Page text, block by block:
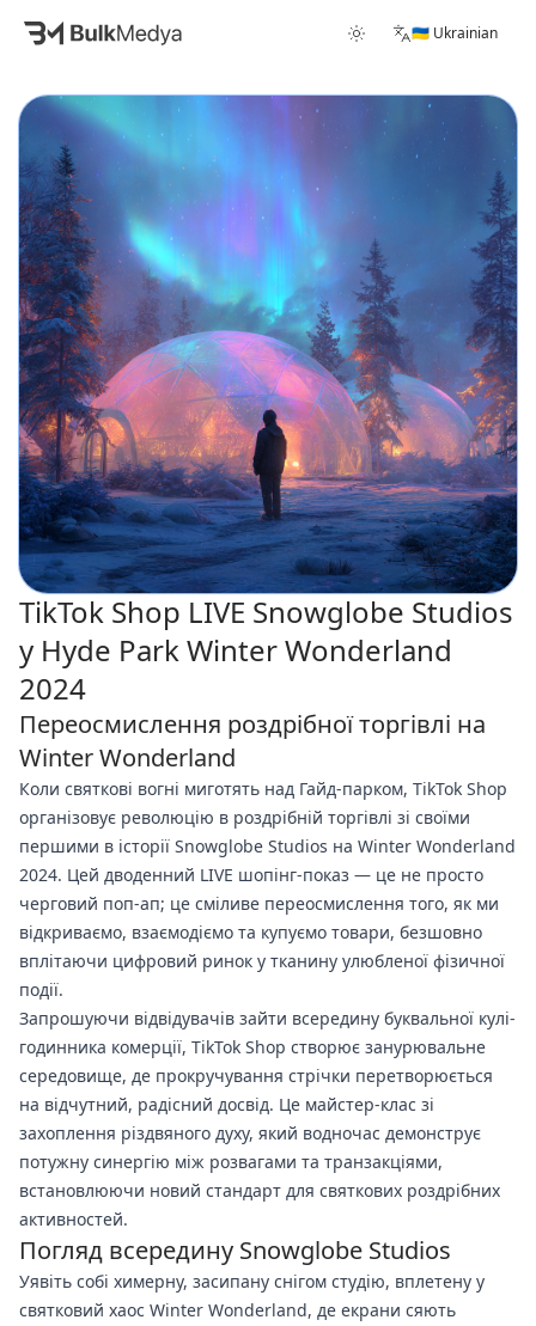
🇺🇦 Ukrainian
TikTok Shop LIVE Snowglobe Studios
у Hyde Park Winter Wonderland
2024
Переосмислення роздрібної торгівлі на
Winter Wonderland
Коли святкові вогні миготять над Гайд-парком, TikTok Shop
організовує революцію в роздрібній торгівлі зі своїми
першими в історії Snowglobe Studios на Winter Wonderland
2024. Цей дводенний LIVE шопінг-показ — це не просто
черговий поп-ап; це сміливе переосмислення того, як ми
відкриваємо, взаємодіємо та купуємо товари, безшовно
вплітаючи цифровий ринок у тканину улюбленої фізичної
події.
Запрошуючи відвідувачів зайти всередину буквальної кулі-
годинника комерції, TikTok Shop створює занурювальне
середовище, де прокручування стрічки перетворюється
на відчутний, радісний досвід. Це майстер-клас зі
захоплення різдвяного духу, який водночас демонструє
потужну синергію між розвагами та транзакціями,
встановлюючи новий стандарт для святкових роздрібних
активностей.
Погляд всередину Snowglobe Studios
Уявіть собі химерну, засипану снігом студію, вплетену у
святковий хаос Winter Wonderland, де екрани сяють